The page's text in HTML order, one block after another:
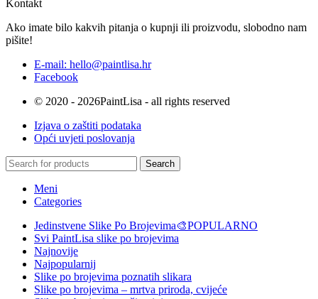
Kontakt
Ako imate bilo kakvih pitanja o kupnji ili proizvodu, slobodno nam
pišite!
E-mail: hello@paintlisa.hr
Facebook
© 2020 - 2026PaintLisa - all rights reserved
Izjava o zaštiti podataka
Opći uvjeti poslovanja
Search
Meni
Categories
Jedinstvene Slike Po Brojevima🎨POPULARNO
Svi PaintLisa slike po brojevima
Najnovije
Najpopularnij
Slike po brojevima poznatih slikara
Slike po brojevima – mrtva priroda, cvijeće